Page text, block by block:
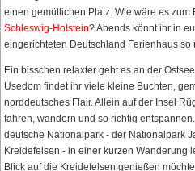
einen gemütlichen Platz. Wie wäre es zum
Schleswig-Holstein? Abends könnt ihr in
eingerichteten Deutschland Ferienhaus so
Ein bisschen relaxter geht es an der
Usedom findet ihr viele kleine Buchten,
norddeutsches Flair. Allein auf der Insel
fahren, wandern und so richtig
deutsche Nationalpark - der Nationalpark
Kreidefelsen - in einer kurzen Wanderung
Blick auf die Kreidefelsen genießen